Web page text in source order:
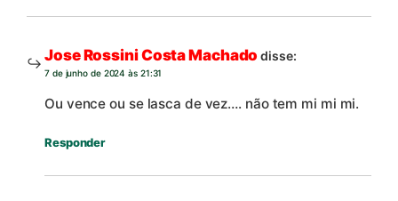
Jose Rossini Costa Machado disse:
7 de junho de 2024 às 21:31
Ou vence ou se lasca de vez…. não tem mi mi mi.
Responder